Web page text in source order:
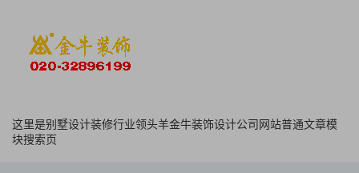
这里是别墅设计装修行业领头羊金牛装饰设计公司网站普通文章模
块搜索页